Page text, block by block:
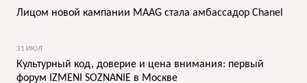
Лицом новой кампании MAAG стала амбассадор Chanel
31 ИЮЛ
Культурный код, доверие и цена внимания: первый
форум IZMENI SOZNANIE в Москве